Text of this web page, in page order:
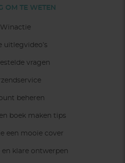
OM TE WETEN
Winactie
uitlegvideo’s
vragen
beheren
boek maken tips
een mooie cover
en klare ontwerpen